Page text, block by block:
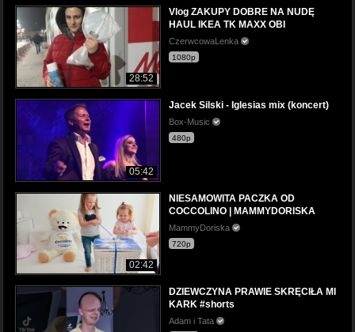
28:52
Vlog ZAKUPY DOBRE NA NUDĘ
HAUL IKEA TK MAXX OBI
CzerwcowaLenka
1080p
05:42
Jacek Silski - Iglesias mix (koncert)
Box-Music
480p
02:42
NIESAMOWITA PACZKA OD
COCCOLINO | MAMMYDORISKA
MammyDoriska
720p
DZIEWCZYNA PRAWIE SKRĘCIŁA MI
KARK #shorts
Adam i Tata